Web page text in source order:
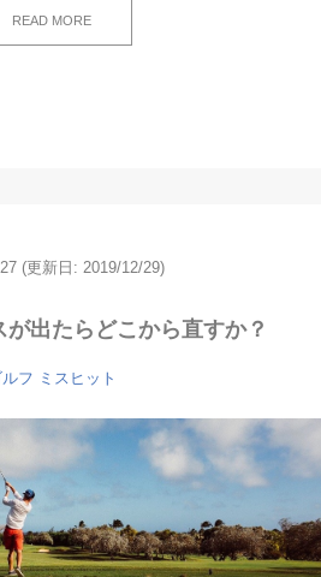
READ MORE
(更新日: 2019/12/29)
が出たらどこから直すか？
ルフ ミスヒット